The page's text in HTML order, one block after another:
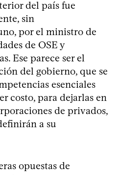
del país fue
sin
por el ministro de
de OSE y
Ese parece ser el
del gobierno, que se
esenciales
costo, para dejarlas en
de privados,
a su
opuestas de